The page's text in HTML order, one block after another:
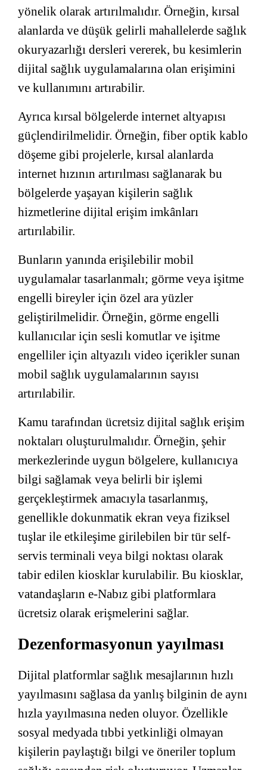
yönelik olarak artırılmalıdır. Örneğin, kırsal
alanlarda ve düşük gelirli mahallelerde sağlık
okuryazarlığı dersleri vererek, bu kesimlerin
dijital sağlık uygulamalarına olan erişimini
ve kullanımını artırabilir.
Ayrıca kırsal bölgelerde internet altyapısı
güçlendirilmelidir. Örneğin, fiber optik kablo
döşeme gibi projelerle, kırsal alanlarda
internet hızının artırılması sağlanarak bu
bölgelerde yaşayan kişilerin sağlık
hizmetlerine dijital erişim imkânları
artırılabilir.
Bunların yanında erişilebilir mobil
uygulamalar tasarlanmalı; görme veya işitme
engelli bireyler için özel ara yüzler
geliştirilmelidir. Örneğin, görme engelli
kullanıcılar için sesli komutlar ve işitme
engelliler için altyazılı video içerikler sunan
mobil sağlık uygulamalarının sayısı
artırılabilir.
Kamu tarafından ücretsiz dijital sağlık erişim
noktaları oluşturulmalıdır. Örneğin, şehir
merkezlerinde uygun bölgelere, kullanıcıya
bilgi sağlamak veya belirli bir işlemi
gerçekleştirmek amacıyla tasarlanmış,
genellikle dokunmatik ekran veya fiziksel
tuşlar ile etkileşime girilebilen bir tür self-
servis terminali veya bilgi noktası olarak
tabir edilen kiosklar kurulabilir. Bu kiosklar,
vatandaşların e-Nabız gibi platformlara
ücretsiz olarak erişmelerini sağlar.
Dezenformasyonun yayılması
Dijital platformlar sağlık mesajlarının hızlı
yayılmasını sağlasa da yanlış bilginin de aynı
hızla yayılmasına neden oluyor. Özellikle
sosyal medyada tıbbi yetkinliği olmayan
kişilerin paylaştığı bilgi ve öneriler toplum